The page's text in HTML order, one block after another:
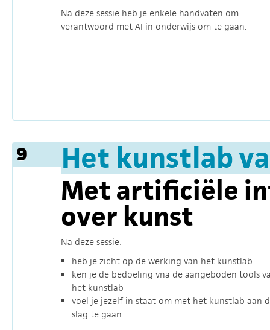
Na deze sessie heb je enkele handvaten om
verantwoord met AI in onderwijs om te gaan.
9 Het kunstlab
Met artificiële
over kunst
Na deze sessie:
heb je zicht op de werking van het kunstlab
ken je de bedoeling vna de aangeboden tools
het kunstlab
voel je jezelf in staat om met het kunstlab aan
slag te gaan